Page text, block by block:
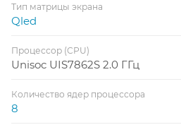
Тип матрицы экрана
Qled
Процессор (CPU)
Unisoc UIS7862S 2.0 ГГц
Количество ядер процессора
8